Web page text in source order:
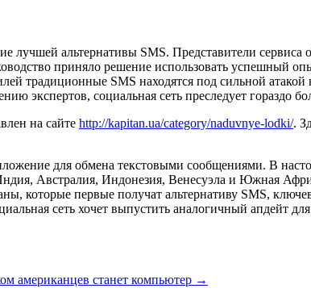
альтернативы SMS. Представители сервиса
приняло решение использовать успешный
традиционные SMS находятся под сильной
экспертов, социальная сеть преследует гораздо
на сайте http://kapitan.ua/category/naduvnye-lodki/.
для обмена текстовыми сообщениями. В
Австралия, Индонезия, Венесуэла и Южная
которые первые получат альтернативу SMS,
сеть хочет выпустить аналогичный апдейт
американцев станет компьютер →